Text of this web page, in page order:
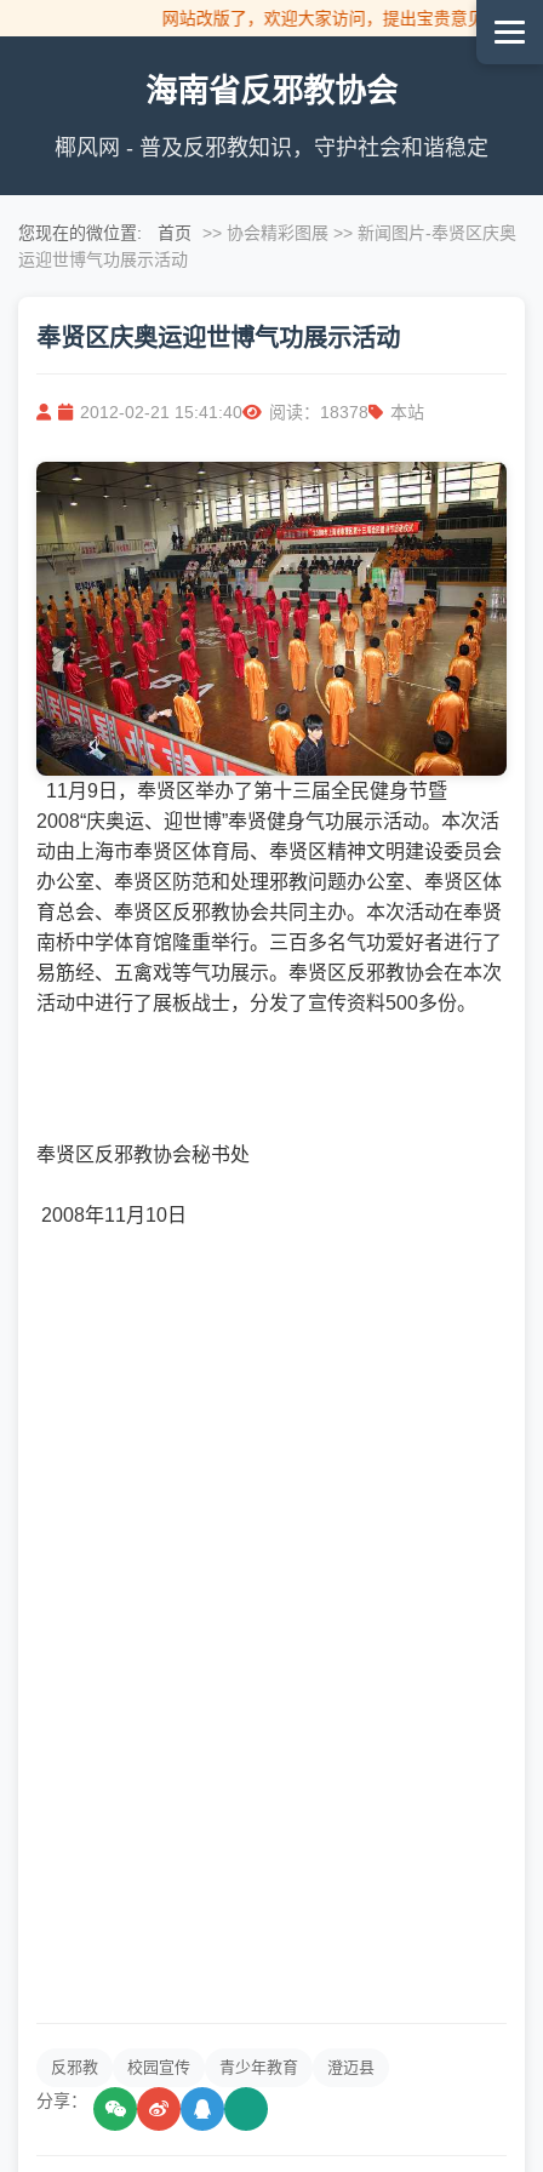
网站改版了，欢迎大家访问，提出宝贵意见！
海南省反邪教协会
椰风网 - 普及反邪教知识，守护社会和谐稳定
您现在的微位置: 首页 >> 协会精彩图展 >> 新闻图片-奉贤区庆奥
运迎世博气功展示活动
奉贤区庆奥运迎世博气功展示活动
2012-02-21 15:41:40 阅读：18378 本站
11月9日，奉贤区举办了第十三届全民健身节暨
2008“庆奥运、迎世博”奉贤健身气功展示活动。本次活
动由上海市奉贤区体育局、奉贤区精神文明建设委员会
办公室、奉贤区防范和处理邪教问题办公室、奉贤区体
育总会、奉贤区反邪教协会共同主办。本次活动在奉贤
南桥中学体育馆隆重举行。三百多名气功爱好者进行了
易筋经、五禽戏等气功展示。奉贤区反邪教协会在本次
活动中进行了展板战士，分发了宣传资料500多份。
奉贤区反邪教协会秘书处
2008年11月10日
反邪教 校园宣传 青少年教育 澄迈县
分享：